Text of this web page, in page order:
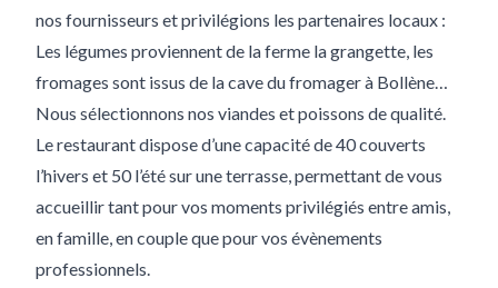
nos fournisseurs et privilégions les partenaires locaux :
Les légumes proviennent de la ferme la grangette, les
fromages sont issus de la cave du fromager à Bollène…
Nous sélectionnons nos viandes et poissons de qualité.
Le restaurant dispose d’une capacité de 40 couverts
l’hivers et 50 l’été sur une terrasse, permettant de vous
accueillir tant pour vos moments privilégiés entre amis,
en famille, en couple que pour vos évènements
professionnels.